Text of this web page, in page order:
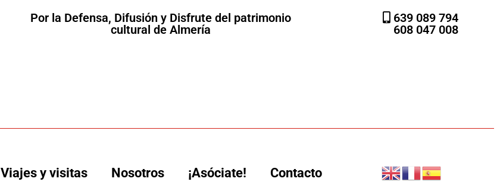
Por la Defensa, Difusión y Disfrute del patrimonio
cultural de Almería
639 089 794
608 047 008
Viajes y visitas Nosotros ¡Asóciate! Contacto